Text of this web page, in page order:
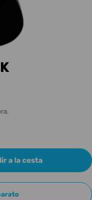
PF15ECE BK
para IBANEZ
a la cesta